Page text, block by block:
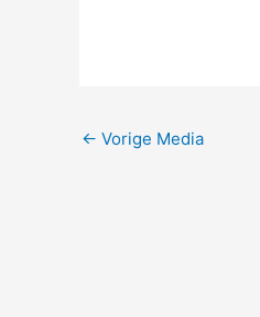
← Vorige Media